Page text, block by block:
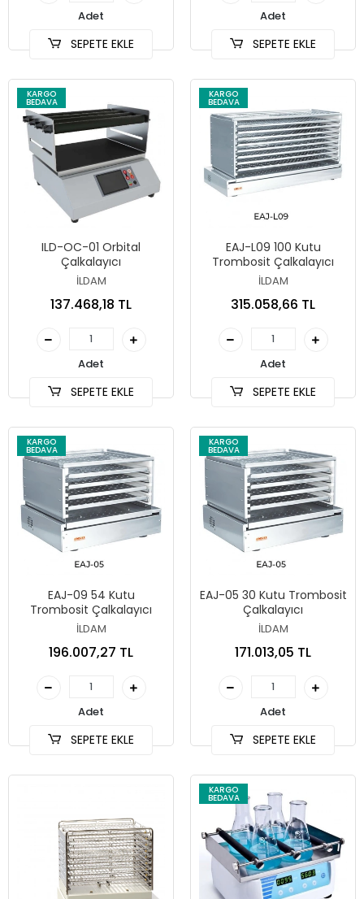
Adet
SEPETE EKLE
Adet
SEPETE EKLE
KARGO
BEDAVA
ILD-OC-01 Orbital
Çalkalayıcı
İLDAM
137.468,18 TL
Adet
SEPETE EKLE
KARGO
BEDAVA
EAJ-L09 100 Kutu
Trombosit Çalkalayıcı
İLDAM
315.058,66 TL
Adet
SEPETE EKLE
KARGO
BEDAVA
EAJ-09 54 Kutu
Trombosit Çalkalayıcı
İLDAM
196.007,27 TL
Adet
SEPETE EKLE
KARGO
BEDAVA
EAJ-05 30 Kutu Trombosit
Çalkalayıcı
İLDAM
171.013,05 TL
Adet
SEPETE EKLE
KARGO
BEDAVA